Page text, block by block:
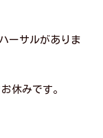
サルがありま
休みです。